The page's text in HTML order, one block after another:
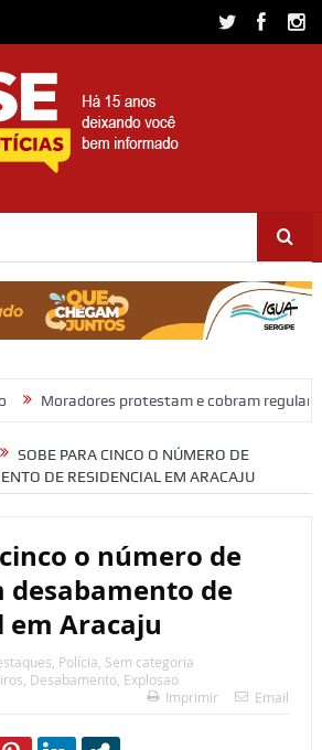
e cobram regularização de terrenos, água
SOBE PARA CINCO O NÚMERO DE
DE RESIDENCIAL EM ARACAJU
o número de
desabamento de
em Aracaju
, Polícia, Sem categoria
, Desabamento, Explosao
Imprimir
Email